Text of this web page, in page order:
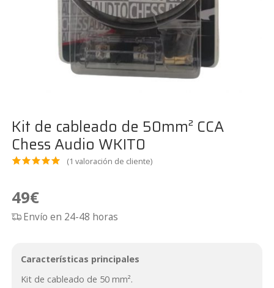
Kit de cableado de 50mm² CCA
Chess Audio WKIT0
do 5.00
sobre 5
basado
cliente
(1 valoración de cliente)
49€
Envío en 24-48 horas
Características principales
Kit de cableado de 50 mm².